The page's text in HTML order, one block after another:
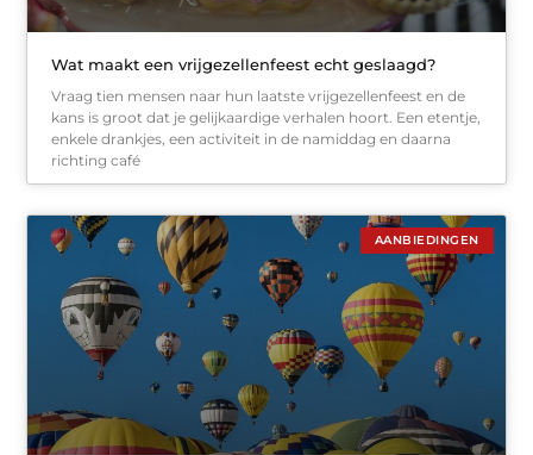
Wat maakt een vrijgezellenfeest echt geslaagd?
Vraag tien mensen naar hun laatste vrijgezellenfeest en de
kans is groot dat je gelijkaardige verhalen hoort. Een etentje,
enkele drankjes, een activiteit in de namiddag en daarna
richting café
AANBIEDINGEN